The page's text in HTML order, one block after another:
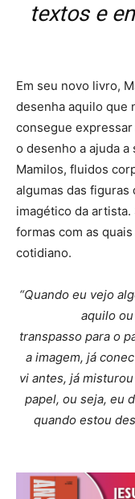
textos e
Em seu novo livro,
desenha aquilo que
consegue
o desenho a ajuda
Mamilos, fluidos
algumas das
imagético da
formas com as
cotidiano.
“Quando eu vejo
aquilo
transpasso para o
a imagem, já
vi antes, já
papel, ou seja, eu
quando estou